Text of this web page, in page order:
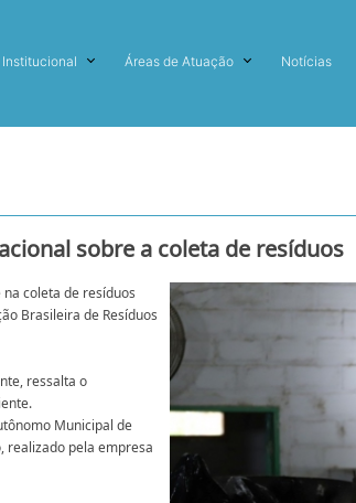
Institucional Áreas de Atuação Notícias
sobre a coleta de resíduos
coleta de resíduos
Brasileira de Resíduos
ressalta o
Municipal de
realizado pela empresa